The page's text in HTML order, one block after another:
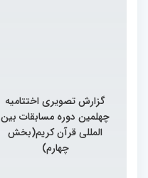
گزارش تصویری اختتامیه
چهلمین دوره مسابقات بین
المللی قرآن کریم(بخش
چهارم)